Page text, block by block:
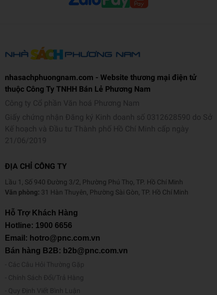
nhasachphuongnam.com - Website thương mại điện tử
thuộc Công Ty TNHH Bán Lẻ Phương Nam
Công ty Cổ phần Văn hoá Phương Nam
Giấy chứng nhận Đăng ký Kinh doanh số 0312628590 do Sở
Kế hoạch và Đầu tư Thành phố Hồ Chí Minh cấp ngày
21/06/2019
ĐỊA CHỈ CÔNG TY
Lầu 1, Số 940 Đường 3/2, Phường Phú Thọ, TP. Hồ Chí Minh
Văn phòng: 31 Hàn Thuyên, Phường Sài Gòn, TP. Hồ Chí Minh
Hỗ Trợ Khách Hàng
Hotline: 1900 6656
Email: hotro@pnc.com.vn
Bán hàng B2B: b2b@pnc.com.vn
Các Câu Hỏi Thường Gặp
Chính Sách Đổi/Trả Hàng
Quy Định Viết Bình Luận